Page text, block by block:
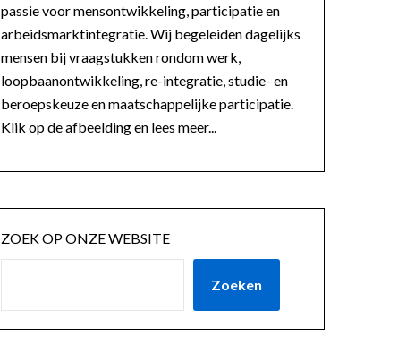
passie voor mensontwikkeling, participatie en
arbeidsmarktintegratie. Wij begeleiden dagelijks
mensen bij vraagstukken rondom werk,
loopbaanontwikkeling, re-integratie, studie- en
beroepskeuze en maatschappelijke participatie.
Klik op de afbeelding en lees meer...
ZOEK OP ONZE WEBSITE
Zoeken